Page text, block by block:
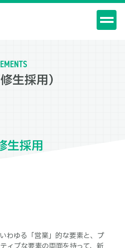
生採用）
生採用
わゆる「営業」的な要素と、プ
ィブな要素の両面を持って、新